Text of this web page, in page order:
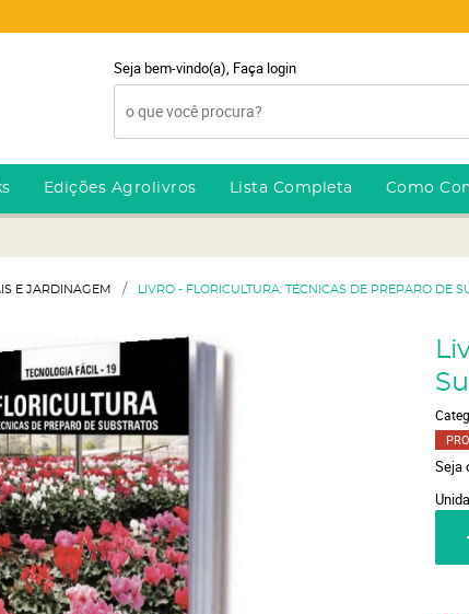
Seja bem-vindo(a), Faça login
Edições Agrolivros Lista Completa Como
E JARDINAGEM LIVRO - FLORICULTURA: TÉCNICAS DE PREPARO DE
Seja